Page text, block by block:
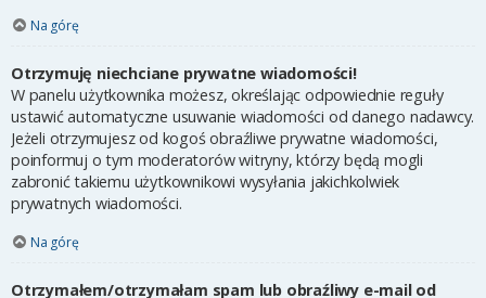
Na górę
Otrzymuję niechciane prywatne wiadomości!
W panelu użytkownika możesz, określając odpowiednie reguły
ustawić automatyczne usuwanie wiadomości od danego nadawcy.
Jeżeli otrzymujesz od kogoś obraźliwe prywatne wiadomości,
poinformuj o tym moderatorów witryny, którzy będą mogli
zabronić takiemu użytkownikowi wysyłania jakichkolwiek
prywatnych wiadomości.
Na górę
Otrzymałem/otrzymałam spam lub obraźliwy e-mail od